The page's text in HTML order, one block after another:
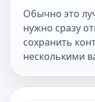
Обычно это
нужно сразу
сохранить
несколькими